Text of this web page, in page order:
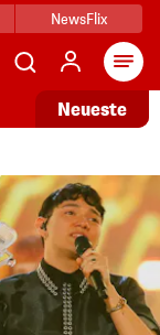
NewsFlix
Neueste